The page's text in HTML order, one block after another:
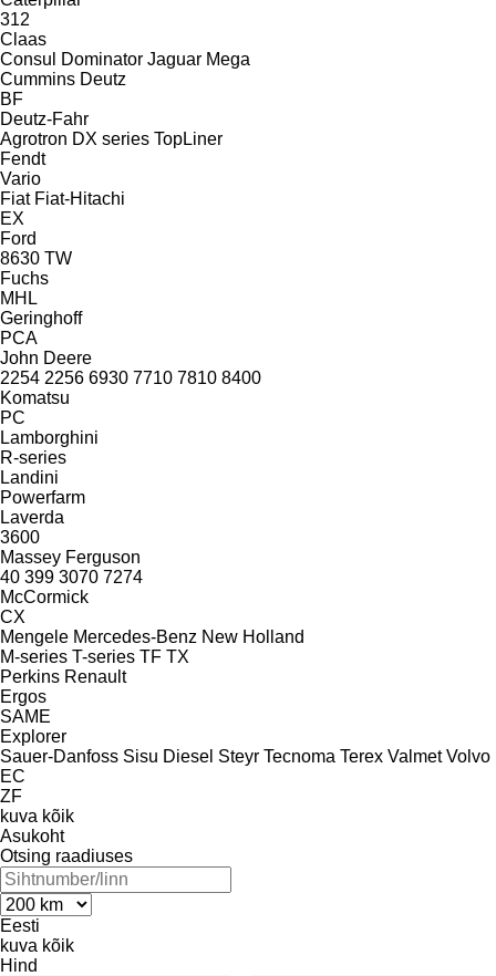
312
Claas
Consul
Dominator Jaguar Mega
Cummins Deutz
BF
Deutz-Fahr
Agrotron DX series TopLiner
Fendt
Vario
Fiat Fiat-Hitachi
EX
Ford
8630 TW
Fuchs
MHL
Geringhoff
PCA
John Deere
2254 2256 6930 7710 7810 8400
Komatsu
PC
Lamborghini
R-series
Landini
Powerfarm
Laverda
3600
Massey Ferguson
40 399 3070 7274
McCormick
CX
Mengele Mercedes-Benz New Holland
M-series T-series TF TX
Perkins Renault
Ergos
SAME
Explorer
Sauer-Danfoss Sisu Diesel Steyr Tecnoma Terex Valmet Volvo
EC
ZF
kuva kõik
Asukoht
Otsing raadiuses
Eesti
kuva kõik
Hind